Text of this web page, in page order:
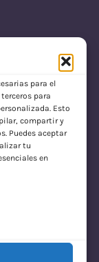
para el
para
Esto
compartir y
Puedes aceptar
tu
en
con Envío